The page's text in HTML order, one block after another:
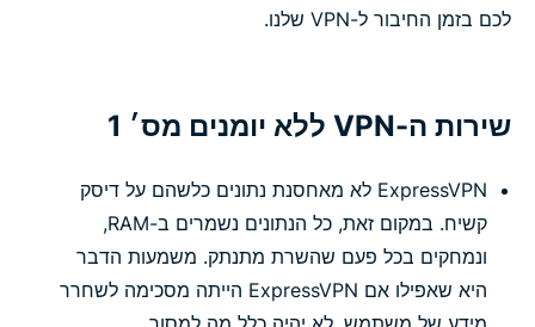
לכם בזמן החיבור ל-VPN שלנו.
שירות ה-VPN ללא יומנים מס׳ 1
ExpressVPN לא מאחסנת נתונים כלשהם על דיסק
קשיח. במקום זאת, כל הנתונים נשמרים ב-RAM,
ונמחקים בכל פעם שהשרת מתנתק. משמעות הדבר
היא שאפילו אם ExpressVPN הייתה מסכימה לשחרר